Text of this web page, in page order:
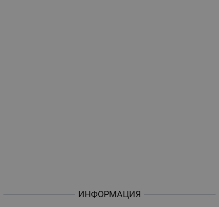
ИНФОРМАЦИЯ